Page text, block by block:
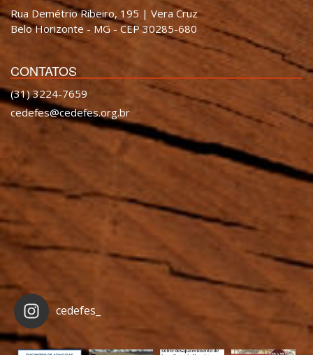
Rua Demétrio Ribeiro, 195 | Vera Cruz
Belo Horizonte - MG - CEP 30285-680
CONTATOS
(31) 3224-7659
cedefes@cedefes.org.br
cedefes_